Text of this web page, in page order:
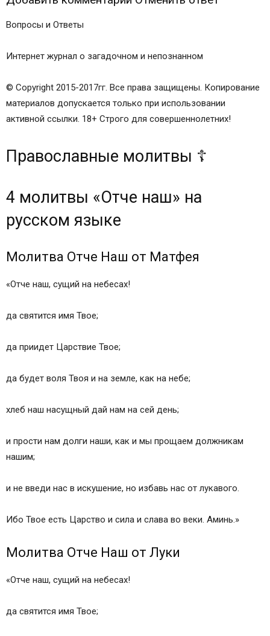
Вопросы и Ответы
Интернет журнал о загадочном и непознанном
© Copyright 2015-2017гг. Все права защищены. Копирование
материалов допускается только при использовании
активной ссылки. 18+ Строго для совершеннолетних!
Православные молитвы ☦
4 молитвы «Отче наш» на
русском языке
Молитва Отче Наш от Матфея
«Отче наш, сущий на небесах!
да святится имя Твое;
да приидет Царствие Твое;
да будет воля Твоя и на земле, как на небе;
хлеб наш насущный дай нам на сей день;
и прости нам долги наши, как и мы прощаем должникам
нашим;
и не введи нас в искушение, но избавь нас от лукавого.
Ибо Твое есть Царство и сила и слава во веки. Аминь.»
Молитва Отче Наш от Луки
«Отче наш, сущий на небесах!
да святится имя Твое;